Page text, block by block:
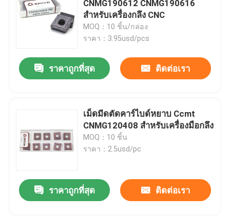
เม็ดมีดคาร์ไบด์สำหรับเหล็กหล่อ
เซอร์เมทแทรก
CNMG190612 CNMG190616
สำหรับเครื่องกลึง CNC
MOQ：10 ชิ้น/กล่อง
ราคา：3.95usd/pcs
ราคาถูกที่สุด ติดต่อเรา
เม็ดมีดตัดคาร์ไบด์หยาบ Ccmt
CNMG120408 สำหรับเครื่องมือกลึง
MOQ：10 ชิ้น
ราคา：2.5usd/pc
ราคาถูกที่สุด ติดต่อเรา